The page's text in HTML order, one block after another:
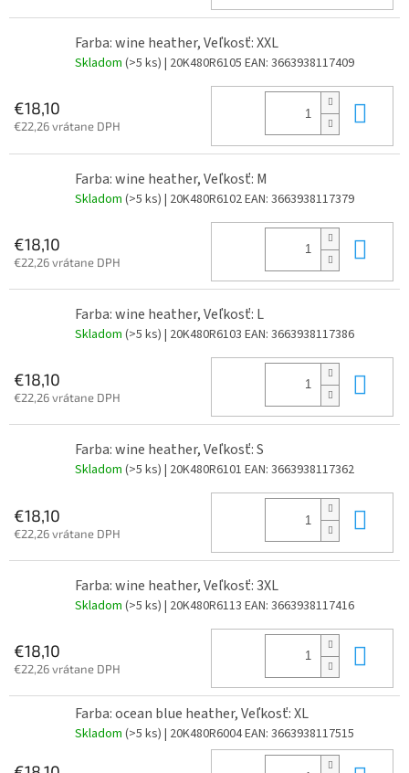
Farba: wine heather, Veľkosť: XXL
Skladom (>5 ks) | 20K480R6105 EAN: 3663938117409
€18,10
€22,26 vrátane DPH
Farba: wine heather, Veľkosť: M
Skladom (>5 ks) | 20K480R6102EAN: 3663938117379
€18,10
€22,26 vrátane DPH
Farba: wine heather, Veľkosť: L
Skladom (>5 ks) | 20K480R6103 EAN: 3663938117386
€18,10
€22,26 vrátane DPH
Farba: wine heather, Veľkosť: S
Skladom (>5 ks) | 20K480R6101 EAN: 3663938117362
€18,10
€22,26 vrátane DPH
Farba: wine heather, Veľkosť: 3XL
Skladom (>5 ks) | 20K480R6113 EAN: 3663938117416
€18,10
€22,26 vrátane DPH
Farba: ocean blue heather, Veľkosť: XL
Skladom (>5 ks) | 20K480R6004EAN: 3663938117515